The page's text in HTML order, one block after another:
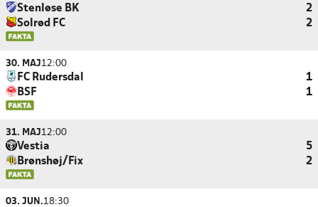
Stenløse BK
2
Solrød FC
2
30. MAJ12:00
FC Rudersdal
1
BSF
1
31. MAJ12:00
Vestia
5
Brønshøj/Fix
2
03. JUN.18:30